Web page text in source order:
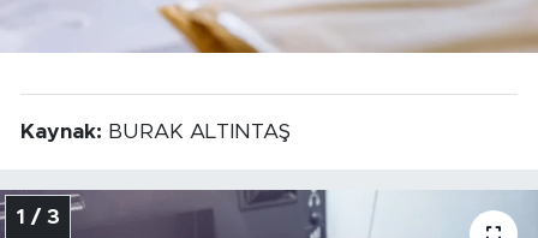
Kaynak: BURAK ALTINTAŞ
1 / 3